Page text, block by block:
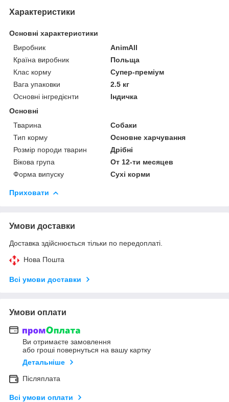
Характеристики
Основні характеристики
Виробник
AnimAll
Країна виробник
Польща
Клас корму
Супер-преміум
Вага упаковки
2.5 кг
Основні інгредієнти
Індичка
Основні
Тварина
Собаки
Тип корму
Основне харчування
Розмір породи тварин
Дрібні
Вікова група
От 12-ти месяцев
Форма випуску
Сухі корми
Приховати
Умови доставки
Доставка здійснюється тільки по передоплаті.
Нова Пошта
Всі умови доставки
Умови оплати
Ви отримаєте замовлення
або гроші повернуться на вашу картку
Детальніше
Післяплата
Всі умови оплати